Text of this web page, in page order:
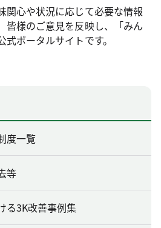
関心や状況に応じて必要な情報
皆様のご意見を反映し、「みん
ポータルサイトです。
度一覧
等
る3K改善事例集